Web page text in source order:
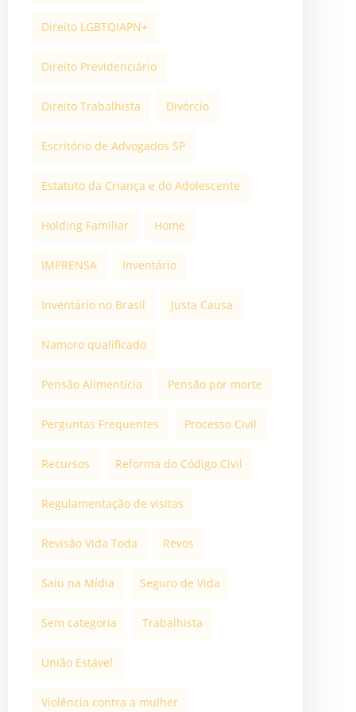
Direito LGBTQIAPN+
Direito Previdenciário
Direito Trabalhista Divórcio
Escritório de Advogados SP
Estatuto da Criança e do Adolescente
Holding Familiar Home
IMPRENSA Inventário
Inventário no Brasil Justa Causa
Namoro qualificado
Pensão Alimentícia Pensão por morte
Perguntas Frequentes Processo Civil
Recursos Reforma do Código Civil
Regulamentação de visitas
Revisão Vida Toda Revos
Saiu na Mídia Seguro de Vida
Sem categoria Trabalhista
União Estável
Violência contra a mulher